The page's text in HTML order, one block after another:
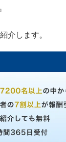
介します。